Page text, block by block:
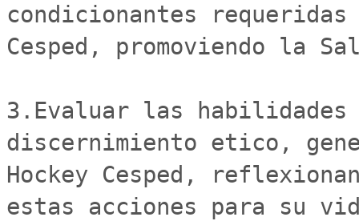
condicionantes
Cesped, promoviendo la
3.Evaluar las
discernimiento etico,
Hockey Cesped,
estas acciones para su